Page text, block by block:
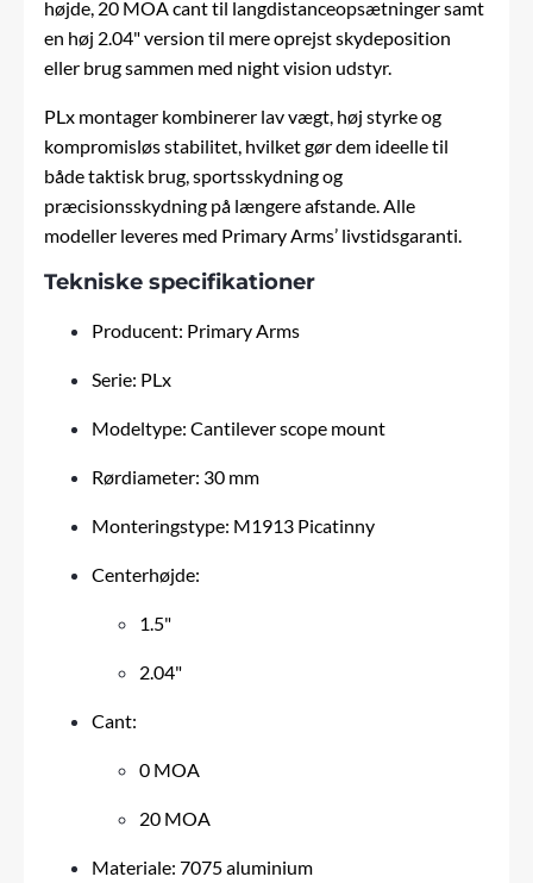
højde, 20 MOA cant til langdistanceopsætninger samt
en høj 2.04" version til mere oprejst skydeposition
eller brug sammen med night vision udstyr.
PLx montager kombinerer lav vægt, høj styrke og
kompromisløs stabilitet, hvilket gør dem ideelle til
både taktisk brug, sportsskydning og
præcisionsskydning på længere afstande. Alle
modeller leveres med Primary Arms’ livstidsgaranti.
Tekniske specifikationer
Producent: Primary Arms
Serie: PLx
Modeltype: Cantilever scope mount
Rørdiameter: 30 mm
Monteringstype: M1913 Picatinny
Centerhøjde:
1.5"
2.04"
Cant:
0 MOA
20 MOA
Materiale: 7075 aluminium